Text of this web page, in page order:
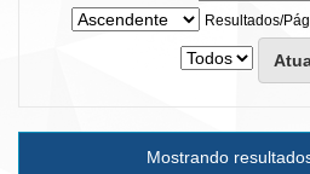
Resultados/
Mostrando